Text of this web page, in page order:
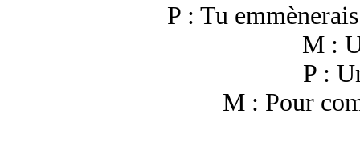
P : Tu
M :
P :
M : Pour